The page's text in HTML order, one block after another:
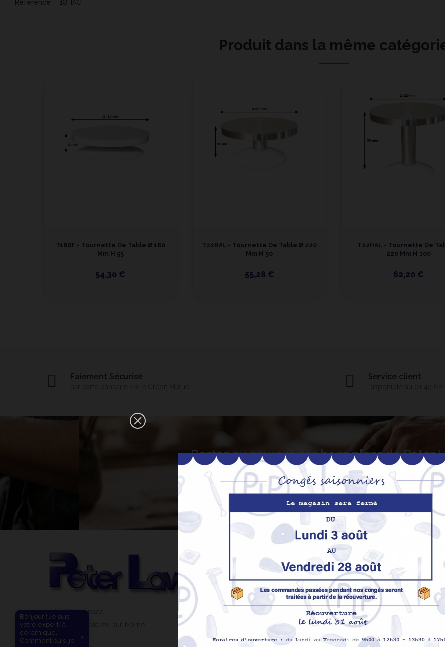
Référence T18HAC
Produit dans la même
T18BF - Tournette De Table Ø 180
Mm H 55
54,30 €
T22BAL - Tournette De Table Ø 220
Mm H 50
55,28 €
T22HAL - Tournette De
220 Mm H 100
62,20 €
Bonjour ! Je suis
votre expert IA
céramique.
Comment puis-je
×
Paiement Sécurisé Service client
Restez au courant des bons plans de Peter
31 Rue Gay Lussac
94430 Chennevières-sur-Marne
Nos produits
Promotions
Nouveaux produits
Meilleures ventes